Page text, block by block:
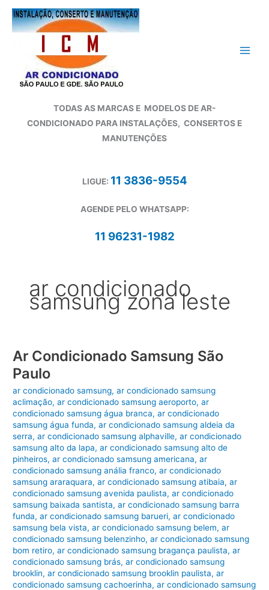
para
TODAS AS MARCAS E MODELOS DE AR-
CONDICIONADO PARA INSTALAÇÕES, CONSERTOS E
MANUTENÇÕES
LIGUE: 11 3836-9554
AGENDE PELO WHATSAPP:
11 96231-1982
ar condicionado
samsung zona leste
Ar Condicionado Samsung São
Paulo
ar condicionado samsung,ar condicionado samsung
aclimação,ar condicionado samsung aeroporto,ar
condicionado samsung água branca,ar condicionado
samsung água funda,ar condicionado samsung aldeia da
serra,ar condicionado samsung alphaville,ar condicionado
samsung alto da lapa,ar condicionado samsung alto de
pinheiros,ar condicionado samsung americana,ar
condicionado samsung anália franco,ar condicionado
samsung araraquara,ar condicionado samsung atibaia,ar
condicionado samsung avenida paulista,ar condicionado
samsung baixada santista,ar condicionado samsung barra
funda,ar condicionado samsung barueri,ar condicionado
samsung bela vista,ar condicionado samsung belem,ar
condicionado samsung belenzinho,ar condicionado samsung
bom retiro,ar condicionado samsung bragança paulista,ar
condicionado samsung brás,ar condicionado samsung
brooklin,ar condicionado samsung brooklin paulista,ar
condicionado samsung cachoerinha,ar condicionado samsung